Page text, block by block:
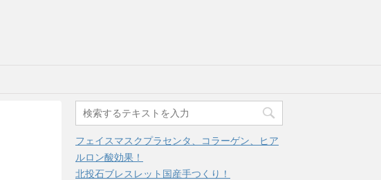
フェイスマスクプラセンタ、コラーゲン、ヒア
ルロン酸効果！
北投石ブレスレット国産手つくり！